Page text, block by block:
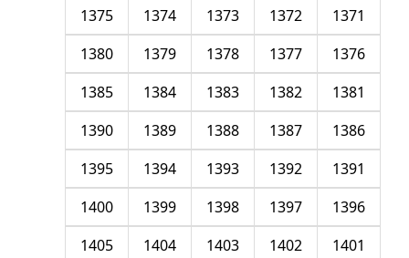
1371
1372
1373
1374
1375
1376
1377
1378
1379
1380
1381
1382
1383
1384
1385
1386
1387
1388
1389
1390
1391
1392
1393
1394
1395
1396
1397
1398
1399
1400
1401
1402
1403
1404
1405